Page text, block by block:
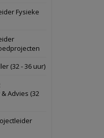
Bekijk
Fysieke
(32 - 36 uur)
Advies (32